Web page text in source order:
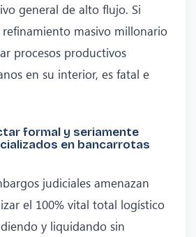
general de alto flujo. Si
masivo millonario
procesos productivos
en su interior, es fatal e
formal y seriamente
en bancarrotas
judiciales amenazan
el 100% vital total logístico
y liquidando sin